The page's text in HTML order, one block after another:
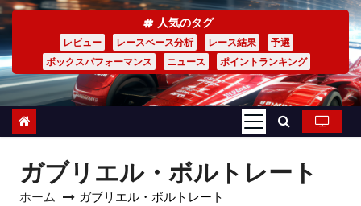
ッ
プ
人気のタグ
レビュー レースペース分析 レース結果
予選
ボックスパフォーマンス
ニュース ポイントランキング
ガブリエル・ボルトレート
ホーム ガブリエル・ボルトレート